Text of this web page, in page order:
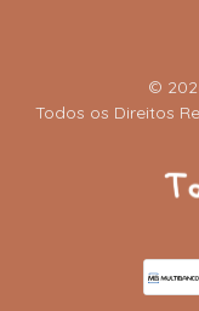
©
Todos os Direitos